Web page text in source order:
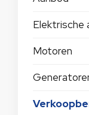
Elektrische
Motoren